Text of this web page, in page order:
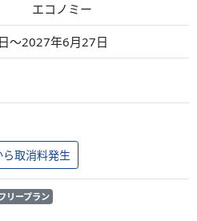
エコノミー
～2027年6月27日
取消料発生
リープラン